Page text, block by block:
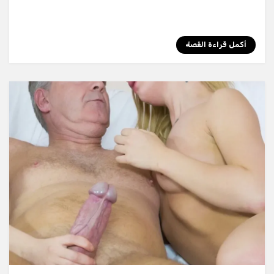
أكمل قراءة القصة